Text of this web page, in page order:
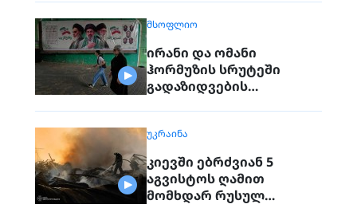
საფრთხეებზე საუბრობს
ᲛᲡᲝᲤᲚᲘᲝ
ირანი და ომანი
ჰორმუზის სრუტეში
გადაზიდვების
ᲣᲙᲠᲐᲘᲜᲐ
კიევში ებრძვიან 5
აგვისტოს ღამით
მომხდარ რუსულ